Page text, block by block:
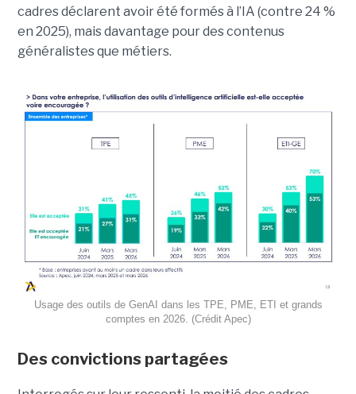
cadres déclarent avoir été formés à l’IA (contre 24 %
en 2025), mais davantage pour des contenus
généralistes que métiers.
Usage des outils de GenAI dans les TPE, PME, ETI et grands
comptes en 2026. (Crédit Apec)
Des convictions partagées